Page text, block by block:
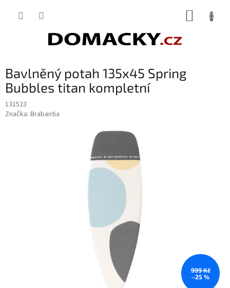
Bavlněný potah 135x45 Spring
Bubbles titan kompletní
131523
Značka: Brabantia
999 Kč
–25 %